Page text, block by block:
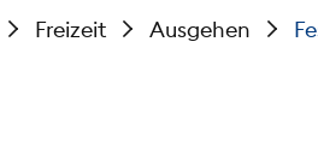
Freizeit Ausgehen